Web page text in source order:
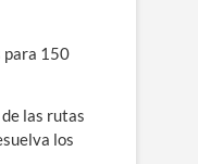
para 150
las rutas
los